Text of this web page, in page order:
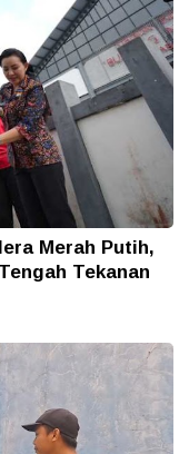
Merah Putih,
Tekanan